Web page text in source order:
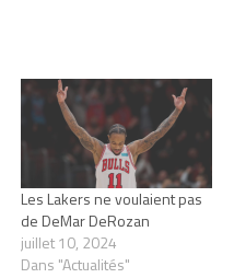
Les Lakers ne voulaient pas
de DeMar DeRozan
juillet 10, 2024
Dans "Actualités"